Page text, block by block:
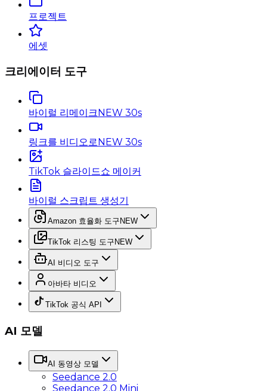
프로젝트
에셋
크리에이터 도구
바이럴 리메이크 NEW 30s
링크를 비디오로 NEW 30s
TikTok 슬라이드쇼 메이커
바이럴 스크립트 생성기
Amazon 효율화 도구 NEW
TikTok 리스팅 도구 NEW
AI 비디오 도구
아바타 비디오
TikTok 공식 API
AI 모델
AI 동영상 모델
Seedance 2.0
Seedance 2.0 Mini